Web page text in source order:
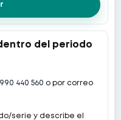
del periodo
990 440 560 o por correo
serie y describe el